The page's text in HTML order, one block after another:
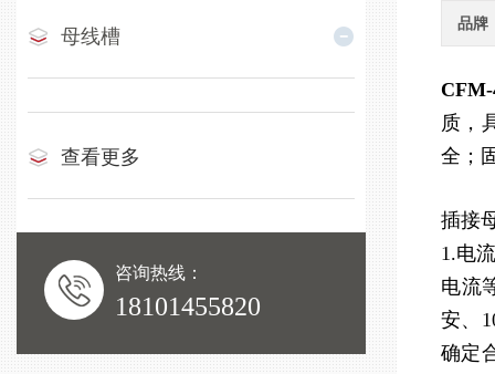
母线槽
查看更多
咨询热线：
18101455820
品牌
质，
全；
插接
1.电
电流
安、
确定